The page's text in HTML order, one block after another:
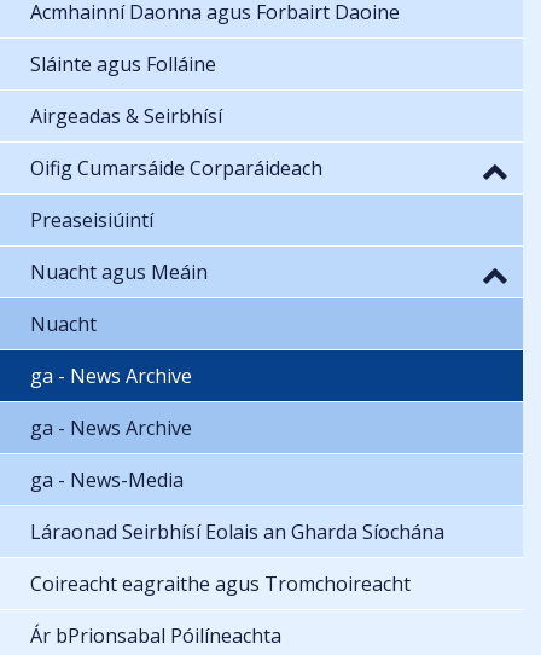
Acmhainní Daonna agus Forbairt Daoine
Sláinte agus Folláine
Airgeadas & Seirbhísí
Oifig Cumarsáide Corparáideach
Preaseisiúintí
Nuacht agus Meáin
Nuacht
ga - News Archive
ga - News Archive
ga - News-Media
Láraonad Seirbhísí Eolais an Gharda Síochána
Coireacht eagraithe agus Tromchoireacht
Ár bPrionsabal Póilíneachta